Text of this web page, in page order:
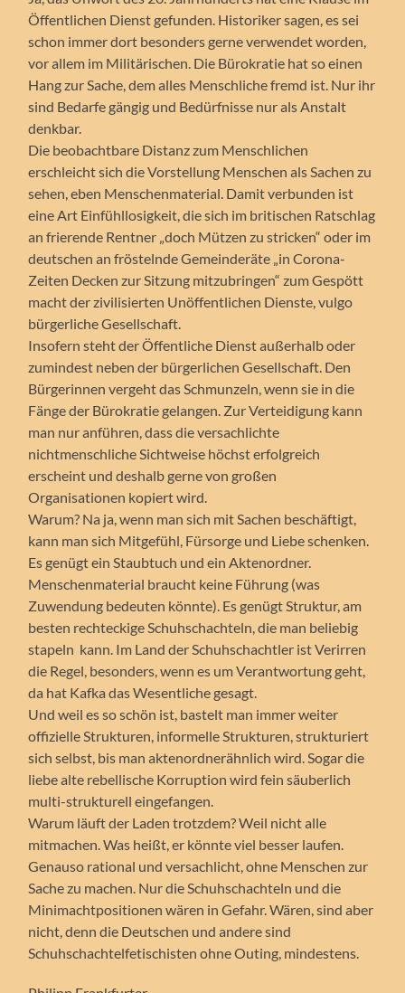
Öffentlichen Dienst gefunden. Historiker sagen, es sei
schon immer dort besonders gerne verwendet worden,
vor allem im Militärischen. Die Bürokratie hat so einen
Hang zur Sache, dem alles Menschliche fremd ist. Nur ihr
sind Bedarfe gängig und Bedürfnisse nur als Anstalt
denkbar.
Die beobachtbare Distanz zum Menschlichen
erschleicht sich die Vorstellung Menschen als Sachen zu
sehen, eben Menschenmaterial. Damit verbunden ist
eine Art Einfühllosigkeit, die sich im britischen Ratschlag
an frierende Rentner „doch Mützen zu stricken“ oder im
deutschen an fröstelnde Gemeinderäte „in Corona-
Zeiten Decken zur Sitzung mitzubringen“ zum Gespött
macht der zivilisierten Unöffentlichen Dienste, vulgo
bürgerliche Gesellschaft.
Insofern steht der Öffentliche Dienst außerhalb oder
zumindest neben der bürgerlichen Gesellschaft. Den
Bürgerinnen vergeht das Schmunzeln, wenn sie in die
Fänge der Bürokratie gelangen. Zur Verteidigung kann
man nur anführen, dass die versachlichte
nichtmenschliche Sichtweise höchst erfolgreich
erscheint und deshalb gerne von großen
Organisationen kopiert wird.
Warum? Na ja, wenn man sich mit Sachen beschäftigt,
kann man sich Mitgefühl, Fürsorge und Liebe schenken.
Es genügt ein Staubtuch und ein Aktenordner.
Menschenmaterial braucht keine Führung (was
Zuwendung bedeuten könnte). Es genügt Struktur, am
besten rechteckige Schuhschachteln, die man beliebig
stapeln kann. Im Land der Schuhschachtler ist Verirren
die Regel, besonders, wenn es um Verantwortung geht,
da hat Kafka das Wesentliche gesagt.
Und weil es so schön ist, bastelt man immer weiter
offizielle Strukturen, informelle Strukturen, strukturiert
sich selbst, bis man aktenordnerähnlich wird. Sogar die
liebe alte rebellische Korruption wird fein säuberlich
multi-strukturell eingefangen.
Warum läuft der Laden trotzdem? Weil nicht alle
mitmachen. Was heißt, er könnte viel besser laufen.
Genauso rational und versachlicht, ohne Menschen zur
Sache zu machen. Nur die Schuhschachteln und die
Minimachtpositionen wären in Gefahr. Wären, sind aber
nicht, denn die Deutschen und andere sind
Schuhschachtelfetischisten ohne Outing, mindestens.